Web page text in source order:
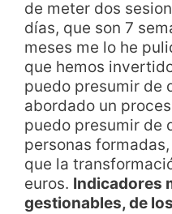
de meter dos
días, que son 7
meses me lo he
que hemos
puedo presumir de
abordado un
puedo presumir de
personas
que la
euros. Indicadores
gestionables, de